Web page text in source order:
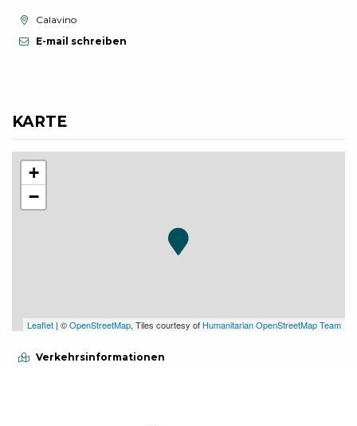
aria.location:
Calavino
E-mail schreiben
KARTE
+
−
Leaflet | ©OpenStreetMap, Tiles courtesy of Humanitarian OpenStreetMap Team
Verkehrsinformationen